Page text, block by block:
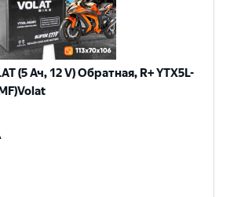
(5 Ач, 12 V) Обратная, R+ YTX5L-